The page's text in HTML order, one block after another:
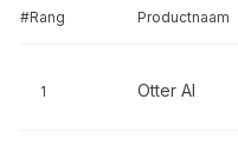
#Rang Productnaam
1 Otter AI